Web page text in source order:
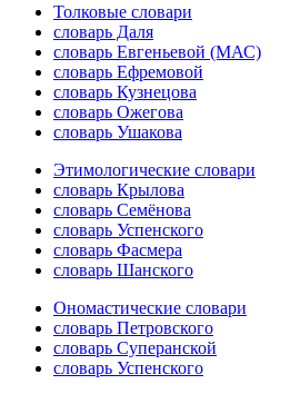
Толковые словари
словарь Даля
словарь Евгеньевой (МАС)
словарь Ефремовой
словарь Кузнецова
словарь Ожегова
словарь Ушакова
Этимологические словари
словарь Крылова
словарь Семёнова
словарь Успенского
словарь Фасмера
словарь Шанского
Ономастические словари
словарь Петровского
словарь Суперанской
словарь Успенского